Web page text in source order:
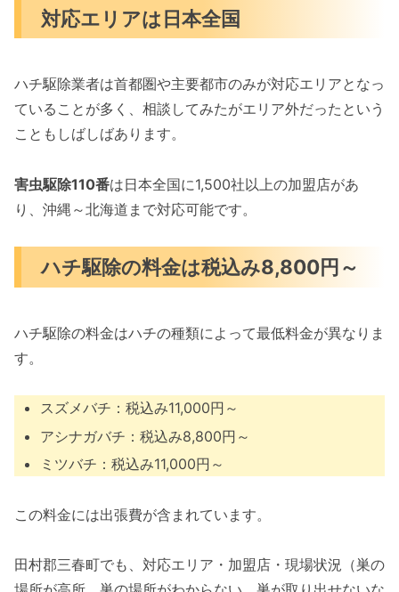
対応エリアは日本全国
ハチ駆除業者は首都圏や主要都市のみが対応エリアとなっ
ていることが多く、相談してみたがエリア外だったという
こともしばしばあります。
害虫駆除110番は日本全国に1,500社以上の加盟店があ
り、沖縄～北海道まで対応可能です。
ハチ駆除の料金は税込み8,800円～
ハチ駆除の料金はハチの種類によって最低料金が異なりま
す。
スズメバチ：税込み11,000円～
アシナガバチ：税込み8,800円～
ミツバチ：税込み11,000円～
この料金には出張費が含まれています。
田村郡三春町でも、対応エリア・加盟店・現場状況（巣の